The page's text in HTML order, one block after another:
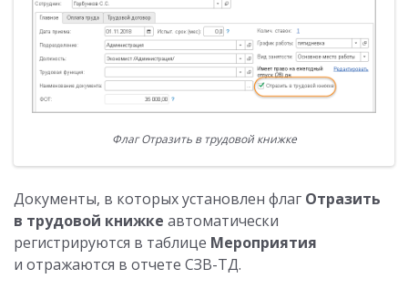
Флаг Отразить в трудовой книжке
Документы, в которых установлен флаг Отразить
в трудовой книжке автоматически
регистрируются в таблице Мероприятия
и отражаются в отчете СЗВ-ТД.